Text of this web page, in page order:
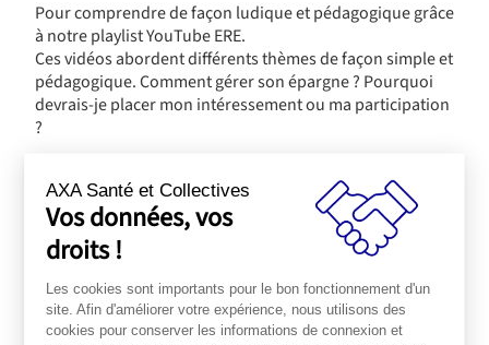
Pour comprendre de façon ludique et pédagogique grâce
à notre playlist YouTube ERE.
Ces vidéos abordent différents thèmes de façon simple et
pédagogique. Comment gérer son épargne ? Pourquoi
devrais-je placer mon intéressement ou ma participation
?
PRODUIT PRÉCÉDENT PRODUIT SUIVANT
Nos services AXA
AXA Santé et Collectives
Vos données, vos
droits !
Les cookies sont importants pour le bon fonctionnement d'un
site. Afin d'améliorer votre expérience, nous utilisons des
cookies pour conserver les informations de connexion et